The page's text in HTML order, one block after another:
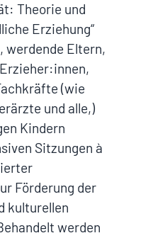
Theorie und
Erziehung“
werdende Eltern,
(wie
und alle,)
Kindern
Sitzungen à
Förderung der
kulturellen
werden